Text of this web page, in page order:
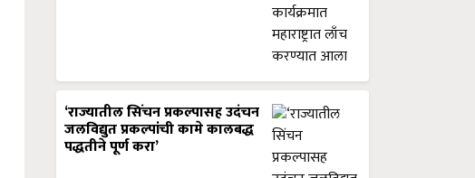
‘राज्यातील सिंचन प्रकल्पासह उदंचन
जलविद्युत प्रकल्पांची कामे कालबद्ध
पद्धतीने पूर्ण करा’